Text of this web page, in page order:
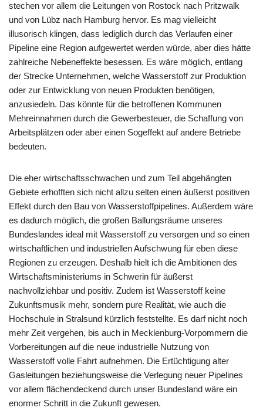
stechen vor allem die Leitungen von Rostock nach Pritzwalk
und von Lübz nach Hamburg hervor. Es mag vielleicht
illusorisch klingen, dass lediglich durch das Verlaufen einer
Pipeline eine Region aufgewertet werden würde, aber dies hätte
zahlreiche Nebeneffekte besessen. Es wäre möglich, entlang
der Strecke Unternehmen, welche Wasserstoff zur Produktion
oder zur Entwicklung von neuen Produkten benötigen,
anzusiedeln. Das könnte für die betroffenen Kommunen
Mehreinnahmen durch die Gewerbesteuer, die Schaffung von
Arbeitsplätzen oder aber einen Sogeffekt auf andere Betriebe
bedeuten.
Die eher wirtschaftsschwachen und zum Teil abgehängten
Gebiete erhofften sich nicht allzu selten einen äußerst positiven
Effekt durch den Bau von Wasserstoffpipelines. Außerdem wäre
es dadurch möglich, die großen Ballungsräume unseres
Bundeslandes ideal mit Wasserstoff zu versorgen und so einen
wirtschaftlichen und industriellen Aufschwung für eben diese
Regionen zu erzeugen. Deshalb hielt ich die Ambitionen des
Wirtschaftsministeriums in Schwerin für äußerst
nachvollziehbar und positiv. Zudem ist Wasserstoff keine
Zukunftsmusik mehr, sondern pure Realität, wie auch die
Hochschule in Stralsund kürzlich feststellte. Es darf nicht noch
mehr Zeit vergehen, bis auch in Mecklenburg-Vorpommern die
Vorbereitungen auf die neue industrielle Nutzung von
Wasserstoff volle Fahrt aufnehmen. Die Ertüchtigung alter
Gasleitungen beziehungsweise die Verlegung neuer Pipelines
vor allem flächendeckend durch unser Bundesland wäre ein
enormer Schritt in die Zukunft gewesen.